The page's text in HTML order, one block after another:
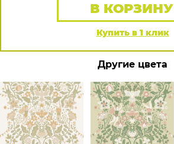
Купить в 1 клик
В КОРЗИНУ
Другие цвета